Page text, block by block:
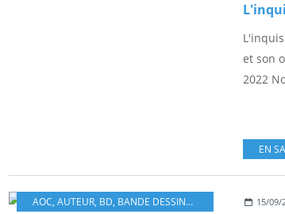
et son
2022
EN
AOC, AUTEUR, BD, BANDE DESSINÉ , 15/09/